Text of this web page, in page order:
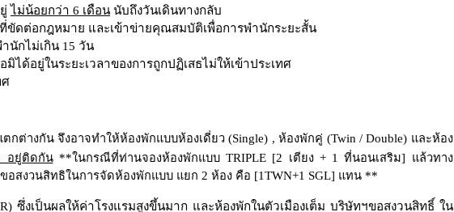
ยู่ไม่น้อยกว่า 6 เดือน นับถึงวันเดินทางกลับ
ขัดต่อกฎหมาย และเข้าข่ายคุณสมบัติเพื่อการพำนักระยะสั้น
นักไม่เกิน 15 วัน
ด้อยู่ในระยะเวลาของการถูกปฏิเสธไม่ให้เข้าประเทศ
ศ
กต่างกัน จึงอาจทำให้ห้องพักแบบห้องเดี่ยว(Single) ,ห้องพักคู่ (Twin / Double) และห้อง
อยู่ติดกัน**ในกรณีที่ท่านจองห้องพักแบบ TRIPLE [2 เตียง + 1 ที่นอนเสริม] แล้วทาง
อสงวนสิทธิในการจัดห้องพักแบบ แยก 2 ห้อง คือ [1TWN+1 SGL] แทน **
ซึ่งเป็นผลให้ค่าโรงแรมสูงขึ้นมาก และห้องพักในตัวเมืองเต็ม บริษัทฯขอสงวนสิทธิ์ ใน